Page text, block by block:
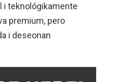
i teknológikamente
premium, pero
i deseonan